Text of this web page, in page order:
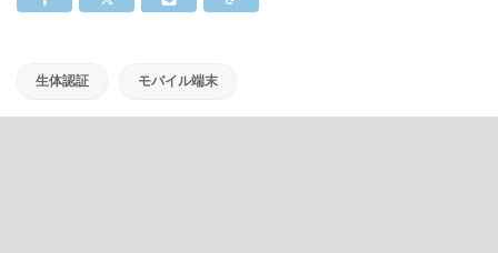
生体認証 モバイル端末